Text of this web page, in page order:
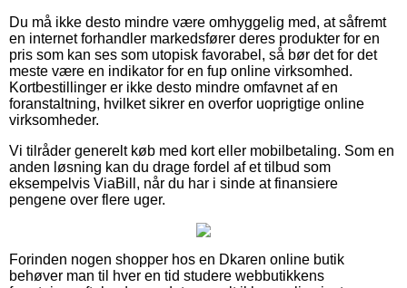
Du må ikke desto mindre være omhyggelig med, at såfremt
en internet forhandler markedsfører deres produkter for en
pris som kan ses som utopisk favorabel, så bør det for det
meste være en indikator for en fup online virksomhed.
Kortbestillinger er ikke desto mindre omfavnet af en
foranstaltning, hvilket sikrer en overfor uoprigtige online
virksomheder.
Vi tilråder generelt køb med kort eller mobilbetaling. Som en
anden løsning kan du drage fordel af et tilbud som
eksempelvis ViaBill, når du har i sinde at finansiere
pengene over flere uger.
Forinden nogen shopper hos en Dkaren online butik
behøver man til hver en tid studere webbutikkens